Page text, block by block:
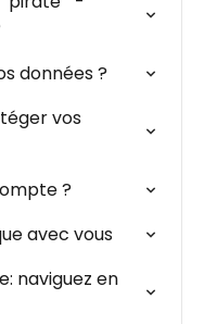
données ?
vos
?
avec vous
naviguez en